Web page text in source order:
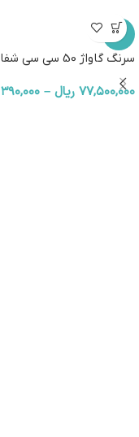
-3%
سرنگ گاواژ 50 سی سی شفا
۷۷,۵۰۰,۰۰۰ ریال – ۳۹۰,۰۰۰